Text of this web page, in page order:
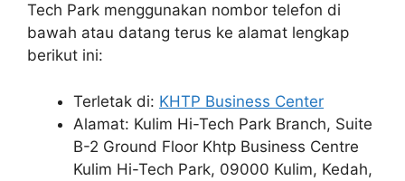
Tech Park menggunakan nombor telefon di
bawah atau datang terus ke alamat lengkap
berikut ini:
Terletak di: KHTP Business Center
Alamat: Kulim Hi-Tech Park Branch, Suite
B-2 Ground Floor Khtp Business Centre
Kulim Hi-Tech Park, 09000 Kulim, Kedah,